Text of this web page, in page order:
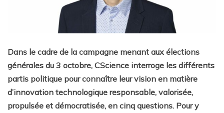
Dans le cadre de la campagne menant aux élections
générales du 3 octobre, CScience interroge les différents
partis politique pour connaître leur vision en matière
d’innovation technologique responsable, valorisée,
propulsée et démocratisée, en cinq questions. Pour y